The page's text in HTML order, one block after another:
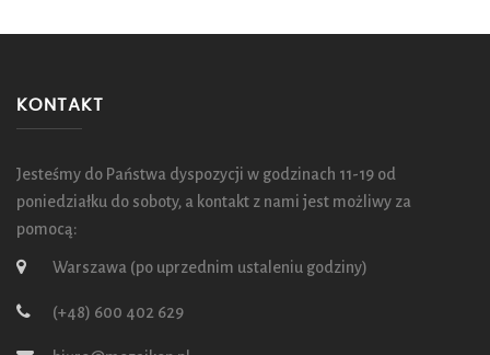
KONTAKT
Jesteśmy do Państwa dyspozycji w godzinach 11-19 od
poniedziałku do soboty, a kontakt z nami jest możliwy za
pomocą:
Warszawa (po uprzednim ustaleniu godziny)
(+48) 600 402 629